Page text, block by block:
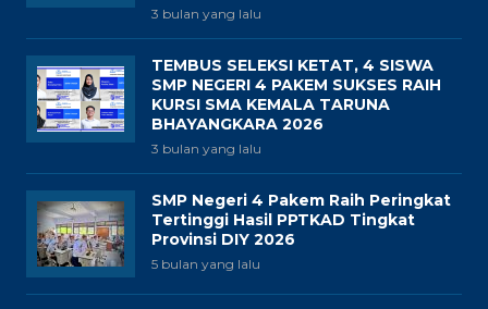
3 bulan yang lalu
TEMBUS SELEKSI KETAT, 4 SISWA
SMP NEGERI 4 PAKEM SUKSES RAIH
KURSI SMA KEMALA TARUNA
BHAYANGKARA 2026
3 bulan yang lalu
SMP Negeri 4 Pakem Raih Peringkat
Tertinggi Hasil PPTKAD Tingkat
Provinsi DIY 2026
5 bulan yang lalu